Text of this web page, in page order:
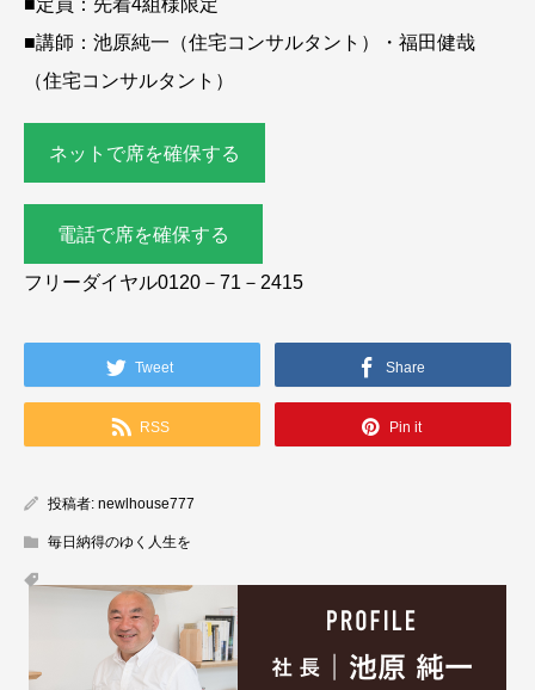
■定員：先着4組様限定
■講師：池原純一（住宅コンサルタント）・福田健哉
（住宅コンサルタント）
ネットで席を確保する
電話で席を確保する
フリーダイヤル0120－71－2415
Tweet Share
RSS Pin it
投稿者: newlhouse777
毎日納得のゆく人生を